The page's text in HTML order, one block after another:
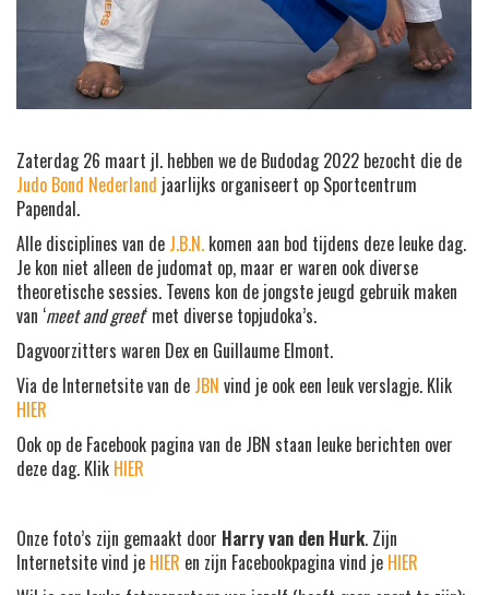
Zaterdag 26 maart jl. hebben we de Budodag 2022 bezocht die de
Judo Bond Nederland jaarlijks organiseert op Sportcentrum
Papendal.
Alle disciplines van de J.B.N. komen aan bod tijdens deze leuke dag.
Je kon niet alleen de judomat op, maar er waren ook diverse
theoretische sessies. Tevens kon de jongste jeugd gebruik maken
van ‘meet and greet‘ met diverse topjudoka’s.
Dagvoorzitters waren Dex en Guillaume Elmont.
Via de Internetsite van de JBN vind je ook een leuk verslagje. Klik
HIER
Ook op de Facebook pagina van de JBN staan leuke berichten over
deze dag. Klik HIER
Onze foto’s zijn gemaakt door Harry van den Hurk. Zijn
Internetsite vind je HIER en zijn Facebookpagina vind je HIER